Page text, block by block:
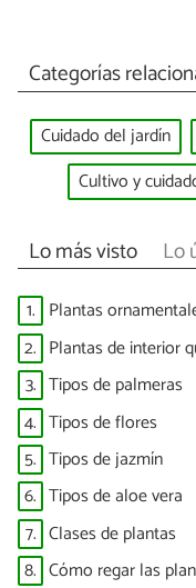
Categorías
Cuidado del jardín
Cultivo y
Lo más visto Lo
1. Plantas
2. Plantas de interior
3. Tipos de palmeras
4. Tipos de flores
5. Tipos de jazmín
6. Tipos de aloe vera
7. Clases de plantas
8. Cómo regar las